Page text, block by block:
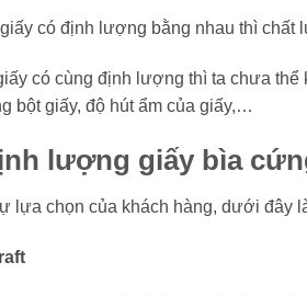
có định lượng bằng nhau thì chất
có cùng định lượng thì ta chưa
bột giấy, độ hút ẩm của giấy,…
lượng giấy bìa
lựa chọn của khách hàng, dưới đây